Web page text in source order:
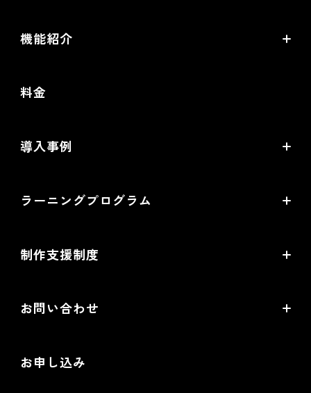
機能紹介
オムニチャネル・OMO
提携サービス一覧
料金
導入事例
導入企業一覧
ラーニングプログラム
オープンセミナー一覧
制作支援制度
EC制作パートナー一覧
お問い合わせ
導入検討Webミーティング
お申し込み